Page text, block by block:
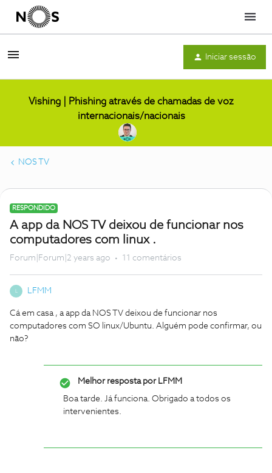
Menu
Iniciar sessão
Vishing | Phishing através de chamadas de voz
internacionais/nacionais
NOS TV
RESPONDIDO
A app da NOS TV deixou de funcionar nos
computadores com linux .
Forum|Forum|2 years ago 11 comentários
LFMM
Cá em casa , a app da NOS TV deixou de funcionar nos
computadores com SO linux/Ubuntu. Alguém pode confirmar, ou
não?
Melhor resposta porLFMM
Boa tarde. Já funciona. Obrigado a todos os
intervenientes.